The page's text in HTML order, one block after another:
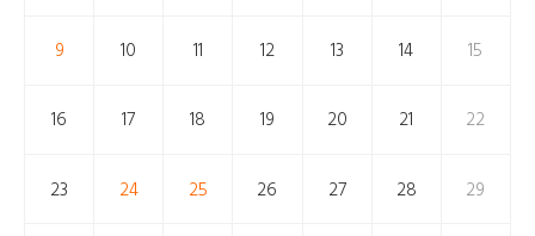
9 10 11 12 13 14 15
16 17 18 19 20 21 22
23 24 25 26 27 28 29